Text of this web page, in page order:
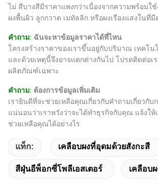
ไม่ สีบางสีมีราคาแพงกว่าเนื่องจากความพร้อมใ
ผงพื้นผิว ลูกกวาด เมทัลลิก หรือผงเรืองแสงในที่มื
คำถาม: ฉันจะหาข้อมูลราคาได้ที่ไหน
โครงสร้างราคาของเราขึ้นอยู่กับปริมาณ เทคโน
และด้วยเหตุนี้จึงอาจแตกต่างกันไป โปรดติดต่อเ
ผลิตภัณฑ์เฉพาะ
คำถาม: ต้องการข้อมูลเพิ่มเติม
เรายินดีที่จะช่วยเหลือคุณเกี่ยวกับคำถามเกี่ยวกับ
แน่นอนว่าเราหวังว่าจะได้ทำธุรกิจกับคุณ แจ้งให้
ช่วยเหลือคุณได้อย่างไร
แท็ก: เคลือบผงที่อุดมด้วยสังกะสี
สีฝุ่นอีพ็อกซี่โพลีเอสเตอร์ เคลือบ